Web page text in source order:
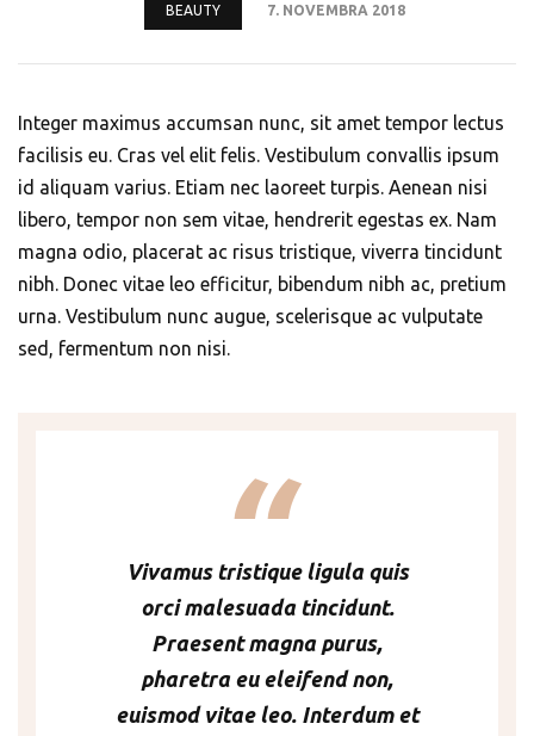
BEAUTY 7. NOVEMBRA 2018
Integer maximus accumsan nunc, sit amet tempor lectus
facilisis eu. Cras vel elit felis. Vestibulum convallis ipsum
id aliquam varius. Etiam nec laoreet turpis. Aenean nisi
libero, tempor non sem vitae, hendrerit egestas ex. Nam
magna odio, placerat ac risus tristique, viverra tincidunt
nibh. Donec vitae leo efficitur, bibendum nibh ac, pretium
urna. Vestibulum nunc augue, scelerisque ac vulputate
sed, fermentum non nisi.
Vivamus tristique ligula quis
orci malesuada tincidunt.
Praesent magna purus,
pharetra eu eleifend non,
euismod vitae leo. Interdum et